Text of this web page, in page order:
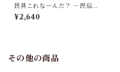
民具これなーんだ？ ―民俗学
者・宮本常一が美術大学に遺
した民具コレクション | 加藤幸
¥2,640
その他の商品